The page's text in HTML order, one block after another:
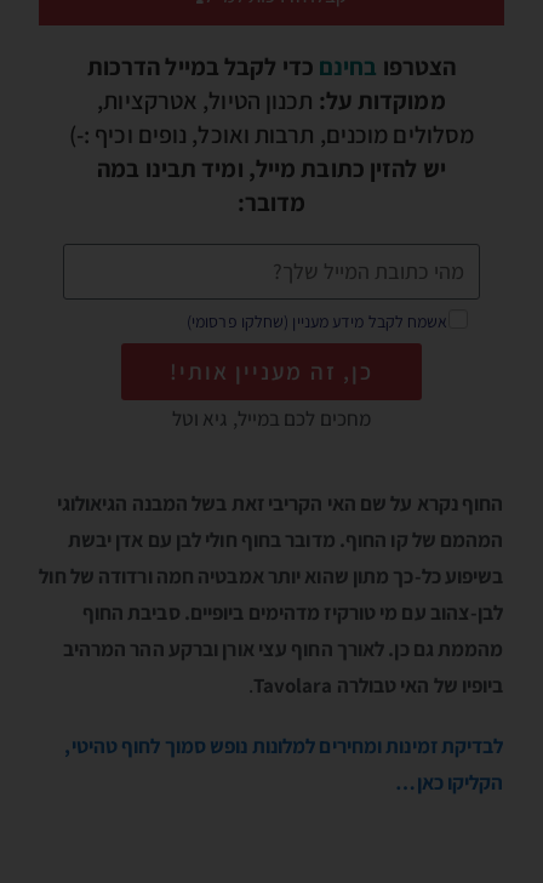
הצטרפו בחינם כדי לקבל במייל הדרכות
ממוקדות על: תכנון הטיול, אטרקציות,
מסלולים מוכנים, תרבות ואוכל, נופים וכיף :-)
יש להזין כתובת מייל, ומיד תבינו במה
מדובר:
אשמח לקבל מידע מעניין (שחלקו פרסומי)
כן, זה מעניין אותי!
מחכים לכם במייל, גיא וטל
החוף נקרא על שם האי הקריבי זאת בשל המבנה הגיאולוגי
המהמם של קו החוף. מדובר בחוף חולי לבן עם אדן יבשת
בשיפוע כל-כך מתון שהוא יותר אמבטיה חמה ורדודה של חול
לבן-צהוב עם מי טורקיז מדהימים ביופיים. סביבת החוף
מהממת גם כן. לאורך החוף עצי אורן וברקע ההר המרהיב
ביופיו של האי טבולרה Tavolara
.
לבדיקת זמינות ומחירים למלונות נופש סמוך לחוף טהיטי,
הקליקו כאן…